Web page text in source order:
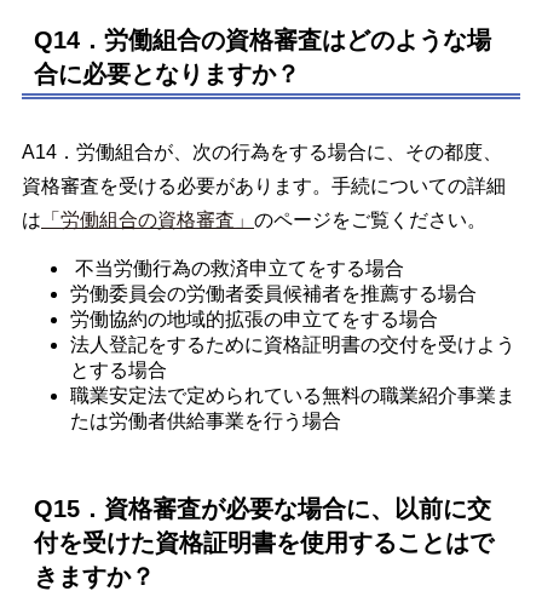
Q14．労働組合の資格審査はどのような場
合に必要となりますか？
A14．労働組合が、次の行為をする場合に、その都度、
資格審査を受ける必要があります。手続についての詳細
は 「労働組合の資格審査」 のページをご覧ください。
不当労働行為の救済申立てをする場合
労働委員会の労働者委員候補者を推薦する場合
労働協約の地域的拡張の申立てをする場合
法人登記をするために資格証明書の交付を受けよう
とする場合
職業安定法で定められている無料の職業紹介事業ま
たは労働者供給事業を行う場合
Q15．資格審査が必要な場合に、以前に交
付を受けた資格証明書を使用することはで
きますか？